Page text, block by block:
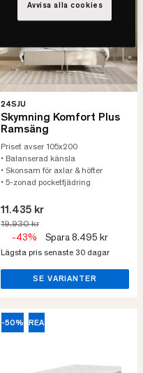
24SJU
Skymning Komfort Plus
Ramsäng
Priset avser 105x200
• Balanserad känsla
• Skonsam för axlar & höfter
• 5-zonad pocketfjädring
11.435 kr
19.930 kr
-43% Spara 8.495 kr
Lägsta pris senaste 30 dagar
SE VARIANTER
-50% REA
Avvisa alla cookies